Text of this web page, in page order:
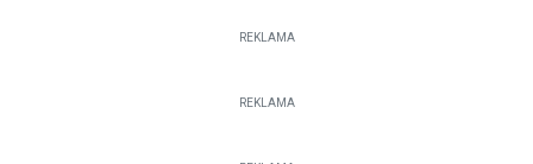
REKLAMA
REKLAMA